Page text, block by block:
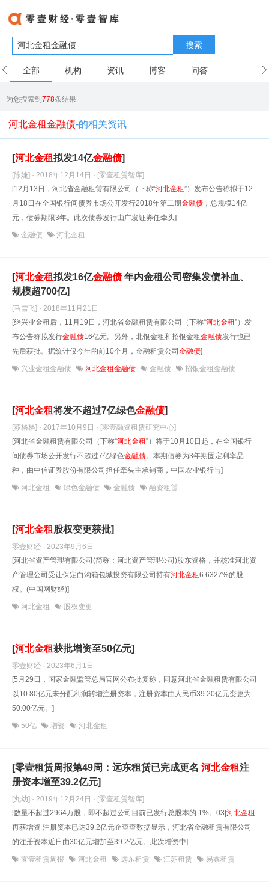
搜索
全部 机构 资讯 博客 问答
为您搜索到778条结果
河北金租金融债-的相关资讯
[河北金租拟发14亿金融债]
[陈婕] · 2018年12月14日 · [零壹租赁智库]
[12月13日，河北省金融租赁有限公司（下称“河北金租”）发布公告称拟于12
月18日在全国银行间债券市场公开发行2018年第二期金融债 ，总规模14亿
元，债券期限3年。此次债券发行由广发证券任牵头]
金融债 河北金租
[河北金租拟发16亿金融债年内金租公司密集发债补血、
规模超700亿]
[马雪飞] · 2018年11月21日
[继兴业金租后，11月19日，河北省金融租赁有限公司（下称“河北金租”）发
布公告称拟发行金融债16亿元。另外，北银金租和招银金租金融债发行也已
先后获批。据统计仅今年的前10个月，金融租赁公司金融债]
兴业金租金融债 河北金租金融债 金融债 招银金租金融债
[河北金租将发不超过7亿绿色金融债]
[苏格格] · 2017年10月9日 · [零壹融资租赁研究中心]
[河北省金融租赁有限公司（下称“河北金租”）将于10月10日起，在全国银行
间债券市场公开发行不超过7亿绿色金融债。本期债券为3年期固定利率品
种，由中信证券股份有限公司担任牵头主承销商，中国农业银行与]
河北金租 绿色金融债 金融债 融资租赁
[河北金租 股权变更获批]
零壹财经 · 2023年9月6日
[河北省资产管理有限公司(简称：河北资产管理公司)股东资格，并核准河北资
产管理公司受让保定白沟箱包城投资有限公司持有河北金租6.6327%的股
权。(中国网财经)]
河北金租 股权变更
[河北金租获批增资至50亿元]
零壹财经 · 2023年6月1日
[5月29日，国家金融监管总局官网公布批复称，同意河北省金融租赁有限公司
以10.80亿元未分配利润转增注册资本，注册资本由人民币39.20亿元变更为
50.00亿元。]
50亿 增资 河北金租
[零壹租赁周报第49周：远东租赁已完成更名 河北金租注
册资本增至39.2亿元]
[丸幼] · 2019年12月24日 · [零壹租赁智库]
[数量不超过2964万股，即不超过公司目前已发行总股本的 1%。03|河北金租
再获增资 注册资本已达39.2亿元企查查数据显示，河北省金融租赁有限公司
的注册资本近日由30亿元增加至39.2亿元。此次增资中]
零壹租赁周报 河北金租 远东租赁 江苏租赁 易鑫租赁